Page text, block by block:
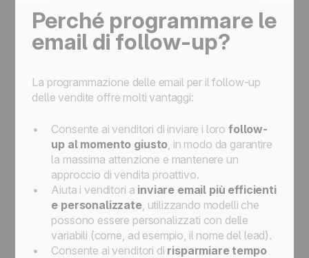
Perché programmare le
email di follow-up?
La programmazione delle email per il follow-up
delle vendite offre molti vantaggi:
Consente ai venditori di inviare i loro follow-
up al momento giusto, in modo da garantire
la massima attenzione e mantenere un
approccio di vendita proattivo.
Aiuta i venditori a inviare email più efficienti
e personalizzate, utilizzando modelli che
possono essere personalizzati con delle
variabili (come, ad esempio, il nome del lead).
Consente ai venditori di risparmiare tempo